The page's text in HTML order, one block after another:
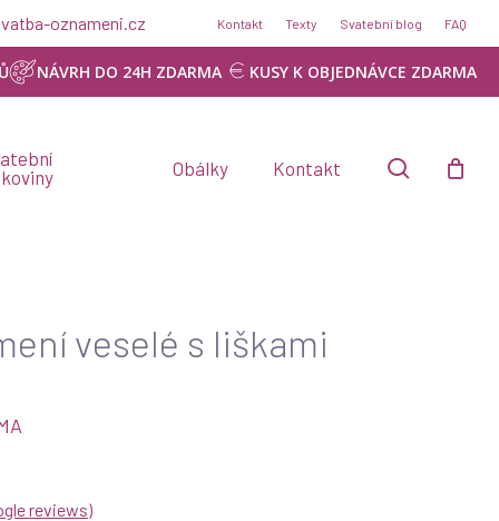
oznameni.cz Kontakt Texty Svatební blog FAQ
NÁVRH DO 24H ZDARMA KUSY K OBJEDNÁVCE ZDARMA
Obálky Kontakt search
veselé s liškami
reviews)